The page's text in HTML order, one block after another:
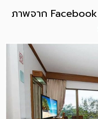
ภาพจาก Facebook